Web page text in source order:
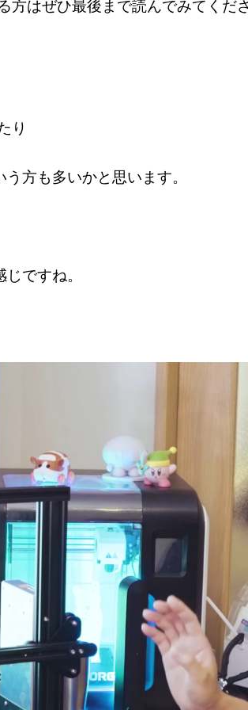
方はぜひ最後まで読んでみてくだ
り
方も多いかと思います。
じですね。